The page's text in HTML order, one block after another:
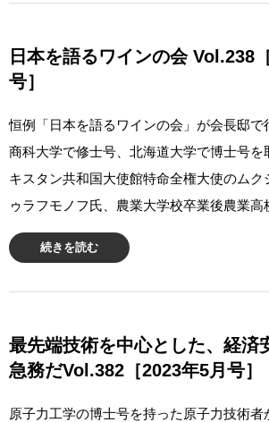
日本を語るワインの会 Vol.238
号］
恒例「日本を語るワインの会」が会長邸で
商科大学で修士号、北海道大学で博士号を
キスタン共和国大使館特命全権大使のムク
ゥラフモノフ氏、農業大学校卒業後農業
続きを読む
最先端技術を中心とした、経済
急務だVol.382［2023年5月号］
原子力工学の博士号を持った原子力技術者